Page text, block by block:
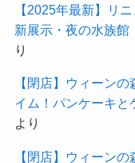
【2025年最新】リ
新展示・夜の水族館
り
【閉店】ウィーン
イム！パンケーキと
より
【閉店】ウィーン